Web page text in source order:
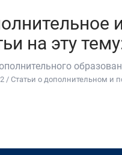
на эту
/ Статьи о дополнительном и